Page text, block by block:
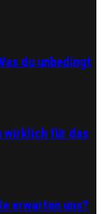
du unbedingt
wirklich für das
erwarten uns?